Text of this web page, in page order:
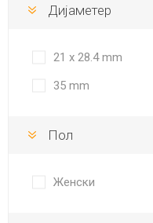
Дијаметер
21 x 28.4 mm
35 mm
Пол
Женски